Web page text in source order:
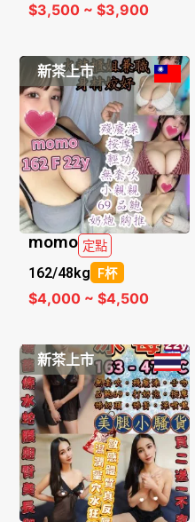
$3,500 ~ $3,900
新茶上市
momo 定點
162/48kg F杯
$4,000 ~ $4,500
新茶上市